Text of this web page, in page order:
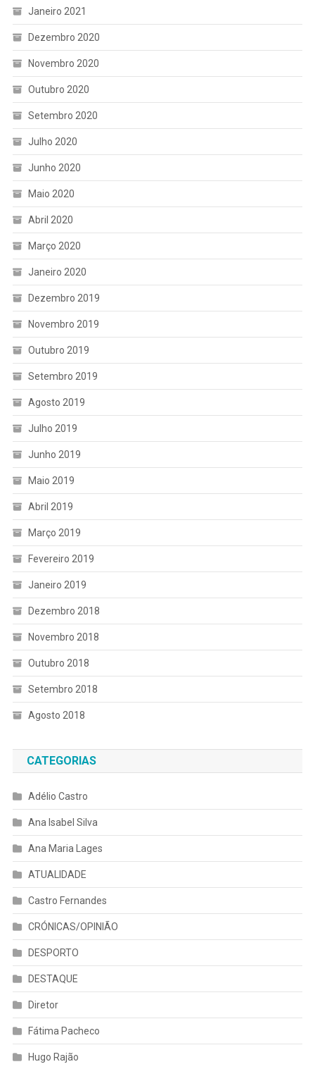
Janeiro 2021
Dezembro 2020
Novembro 2020
Outubro 2020
Setembro 2020
Julho 2020
Junho 2020
Maio 2020
Abril 2020
Março 2020
Janeiro 2020
Dezembro 2019
Novembro 2019
Outubro 2019
Setembro 2019
Agosto 2019
Julho 2019
Junho 2019
Maio 2019
Abril 2019
Março 2019
Fevereiro 2019
Janeiro 2019
Dezembro 2018
Novembro 2018
Outubro 2018
Setembro 2018
Agosto 2018
CATEGORIAS
Adélio Castro
Ana Isabel Silva
Ana Maria Lages
ATUALIDADE
Castro Fernandes
CRÓNICAS/OPINIÃO
DESPORTO
DESTAQUE
Diretor
Fátima Pacheco
Hugo Rajão